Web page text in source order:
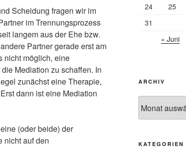
Scheidung fragen wir im
im Trennungsprozess
langem aus der Ehe bzw.
Partner gerade erst am
nicht möglich, eine
Mediation zu schaffen. In
zunächst eine Therapie,
dann ist eine Mediation
(oder beide) der
nicht auf den
24 25
31
« Juni
ARCHIV
KATEGORIEN